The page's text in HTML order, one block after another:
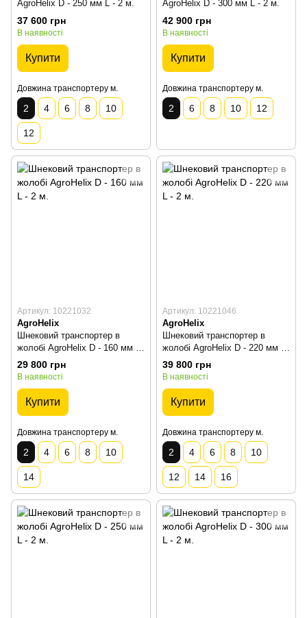
AgroHelix D - 250 мм L - 2 м.
37 600 грн
В наявності
Купити
Довжина транспортеру м.
2 4 6 8 10
12
AgroHelix D - 300 мм L - 2 м.
42 900 грн
В наявності
Купити
Довжина транспортеру м.
2 6 8 10 12
Артикул: 10221032
AgroHelix
Шнековий транспортер в
жолобі AgroHelix D - 160 мм L
- 2 м.
29 800 грн
В наявності
Купити
Довжина транспортеру м.
2 4 6 8 10
14
Артикул: 10221046
AgroHelix
Шнековий транспортер в
жолобі AgroHelix D - 220 мм L
- 2 м.
39 800 грн
В наявності
Купити
Довжина транспортеру м.
2 4 6 8 10
12 14 16